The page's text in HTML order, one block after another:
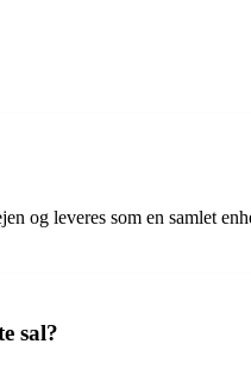
og leveres som en samlet
sal?